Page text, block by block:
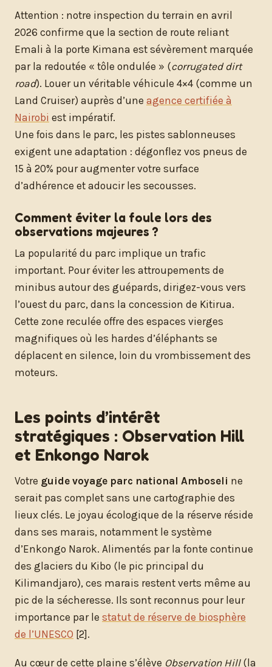
Attention : notre inspection du terrain en avril
2026 confirme que la section de route reliant
Emali à la porte Kimana est sévèrement marquée
par la redoutée « tôle ondulée » (corrugated dirt
road). Louer un véritable véhicule 4×4 (comme un
Land Cruiser) auprès d’une agence certifiée à
Nairobi est impératif.
Une fois dans le parc, les pistes sablonneuses
exigent une adaptation : dégonflez vos pneus de
15 à 20% pour augmenter votre surface
d’adhérence et adoucir les secousses.
Comment éviter la foule lors des
observations majeures ?
La popularité du parc implique un trafic
important. Pour éviter les attroupements de
minibus autour des guépards, dirigez-vous vers
l’ouest du parc, dans la concession de Kitirua.
Cette zone reculée offre des espaces vierges
magnifiques où les hardes d’éléphants se
déplacent en silence, loin du vrombissement des
moteurs.
Les points d’intérêt
stratégiques : Observation Hill
et Enkongo Narok
Votre guide voyage parc national Amboseli ne
serait pas complet sans une cartographie des
lieux clés. Le joyau écologique de la réserve réside
dans ses marais, notamment le système
d’Enkongo Narok. Alimentés par la fonte continue
des glaciers du Kibo (le pic principal du
Kilimandjaro), ces marais restent verts même au
pic de la sécheresse. Ils sont reconnus pour leur
importance par le statut de réserve de biosphère
de l’UNESCO [2].
Au cœur de cette plaine s’élève Observation Hill(la